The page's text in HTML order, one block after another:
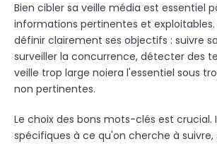
Bien cibler sa veille média est essentiel
informations pertinentes et
définir clairement ses objectifs : suivre
surveiller la concurrence, détecter des
veille trop large noiera l'essentiel sous
non pertinentes.
Le choix des bons mots-clés est crucial.
spécifiques à ce qu'on cherche à